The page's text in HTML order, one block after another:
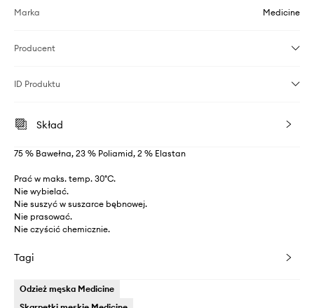
Marka Medicine
Producent
ID Produktu
Skład
75 % Bawełna, 23 % Poliamid, 2 % Elastan
Prać w maks. temp. 30°C.
Nie wybielać.
Nie suszyć w suszarce bębnowej.
Nie prasować.
Nie czyścić chemicznie.
Tagi
Odzież męska Medicine